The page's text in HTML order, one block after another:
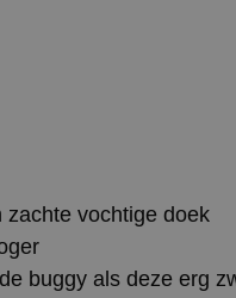
vochtige doek
buggy als deze erg